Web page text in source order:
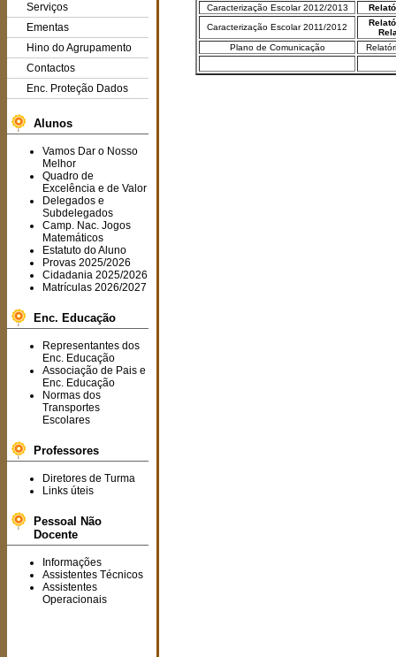
Serviços
Ementas
Hino do Agrupamento
Contactos
Enc. Proteção Dados
Alunos
Vamos Dar o Nosso
Melhor
Quadro de
Excelência e de Valor
Delegados e
Subdelegados
Camp. Nac. Jogos
Matemáticos
Estatuto do Aluno
Provas 2025/2026
Cidadania 2025/2026
Matrículas 2026/2027
Enc. Educação
Representantes dos
Enc. Educação
Associação de Pais e
Enc. Educação
Normas dos
Transportes
Escolares
Professores
Diretores de Turma
Links úteis
Pessoal Não
Docente
Informações
Assistentes Técnicos
Assistentes
Operacionais
Caracterização Escolar 2012/2013
Caracterização Escolar 2011/2012
Plano de Comunicação